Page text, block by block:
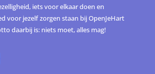
iets voor elkaar doen en
voor jezelf zorgen staan bij OpenJeHart
daarbij is: niets moet, alles mag!